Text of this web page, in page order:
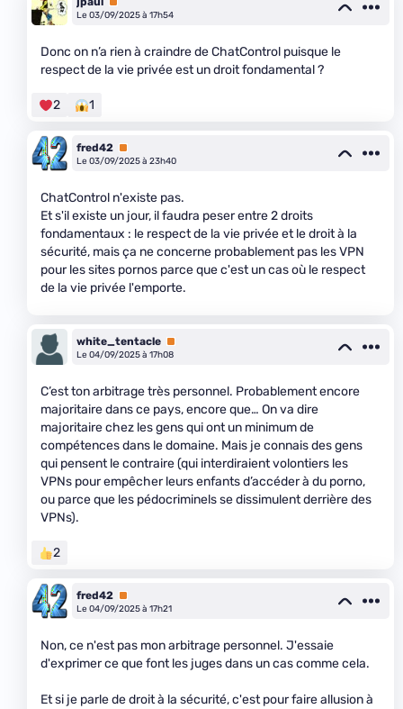
Le 03/09/2025 à 17h54
Donc on n’a rien à craindre de ChatControl puisque le
respect de la vie privée est un droit fondamental ?
2 1
fred42 Premium
Le 03/09/2025 à 23h40
ChatControl n'existe pas.
Et s'il existe un jour, il faudra peser entre 2 droits
fondamentaux : le respect de la vie privée et le droit à la
sécurité, mais ça ne concerne probablement pas les VPN
pour les sites pornos parce que c'est un cas où le respect
de la vie privée l'emporte.
white_tentacle Premium
Le 04/09/2025 à 17h08
C’est ton arbitrage très personnel. Probablement encore
majoritaire dans ce pays, encore que… On va dire
majoritaire chez les gens qui ont un minimum de
compétences dans le domaine. Mais je connais des gens
qui pensent le contraire (qui interdiraient volontiers les
VPNs pour empêcher leurs enfants d’accéder à du porno,
ou parce que les pédocriminels se dissimulent derrière des
VPNs).
2
fred42 Premium
Le 04/09/2025 à 17h21
Non, ce n'est pas mon arbitrage personnel. J'essaie
d'exprimer ce que font les juges dans un cas comme cela.
Et si je parle de droit à la sécurité, c'est pour faire allusion à